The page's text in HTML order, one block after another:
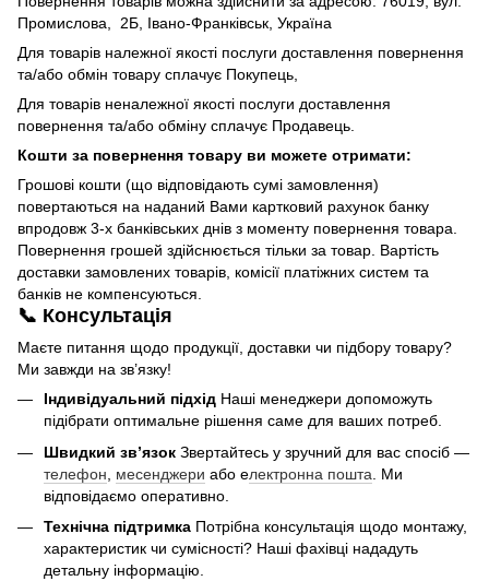
Промислова, 2Б, Івано-Франківськ, Україна
Для товарів належної якості послуги доставлення повернення
та/або обмін товару сплачує Покупець,
Для товарів неналежної якості послуги доставлення
повернення та/або обміну сплачує Продавець.
Кошти за повернення товару ви можете отримати:
Грошові кошти (що відповідають сумі замовлення)
повертаються на наданий Вами картковий рахунок банку
впродовж 3-х банківських днів з моменту повернення товара.
Повернення грошей здійснюється тільки за товар. Вартість
доставки замовлених товарів, комісії платіжних систем та
банків не компенсуються.
📞 Консультація
Маєте питання щодо продукції, доставки чи підбору товару?
Ми завжди на зв’язку!
Індивідуальний підхід Наші менеджери допоможуть
підібрати оптимальне рішення саме для ваших потреб.
Швидкий зв’язок Звертайтесь у зручний для вас спосіб —
телефон
месенджери або електронна пошта . Ми
відповідаємо оперативно.
Технічна підтримка Потрібна консультація щодо монтажу,
характеристик чи сумісності? Наші фахівці нададуть
детальну інформацію.